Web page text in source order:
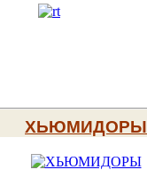
ХЬЮМИДОРЫ